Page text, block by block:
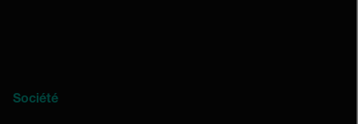
Société